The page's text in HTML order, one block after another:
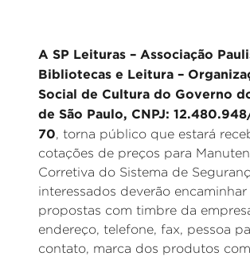
A SP Leituras – Associação
Bibliotecas e Leitura –
Social de Cultura do Governo
de São Paulo, CNPJ:
70, torna público que estará
cotações de preços para
Corretiva do Sistema de
interessados deverão encaminhar
propostas com timbre da
endereço, telefone, fax, pessoa
contato, marca dos produtos